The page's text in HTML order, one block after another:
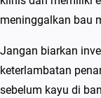
i
meninggalkan bau
Jangan biarkan
keterlambatan
sebelum kayu di